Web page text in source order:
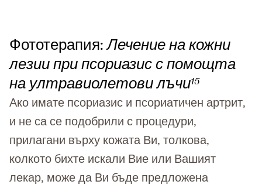
Фототерапия:Лечение на кожни
лезии при псориазис с помощта
на ултравиолетови лъчи15
Ако имате псориазис и псориатичен артрит,
и не са се подобрили с процедури,
прилагани върху кожата Ви, толкова,
колкото бихте искали Вие или Вашият
лекар, може да Ви бъде предложена